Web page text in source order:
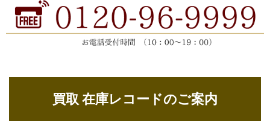
買取 在庫レコードのご案内